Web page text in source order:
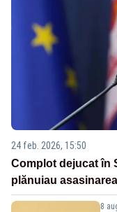
24 feb. 2026, 15:50
Complot dejucat în
plănuiau
8